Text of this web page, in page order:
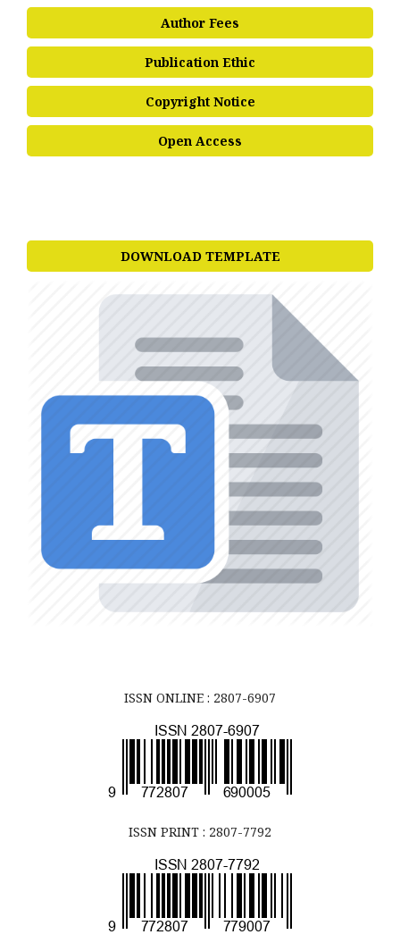
Author Fees
Publication Ethic
Copyright Notice
Open Access
DOWNLOAD TEMPLATE
ISSN ONLINE : 2807-6907
ISSN PRINT : 2807-7792